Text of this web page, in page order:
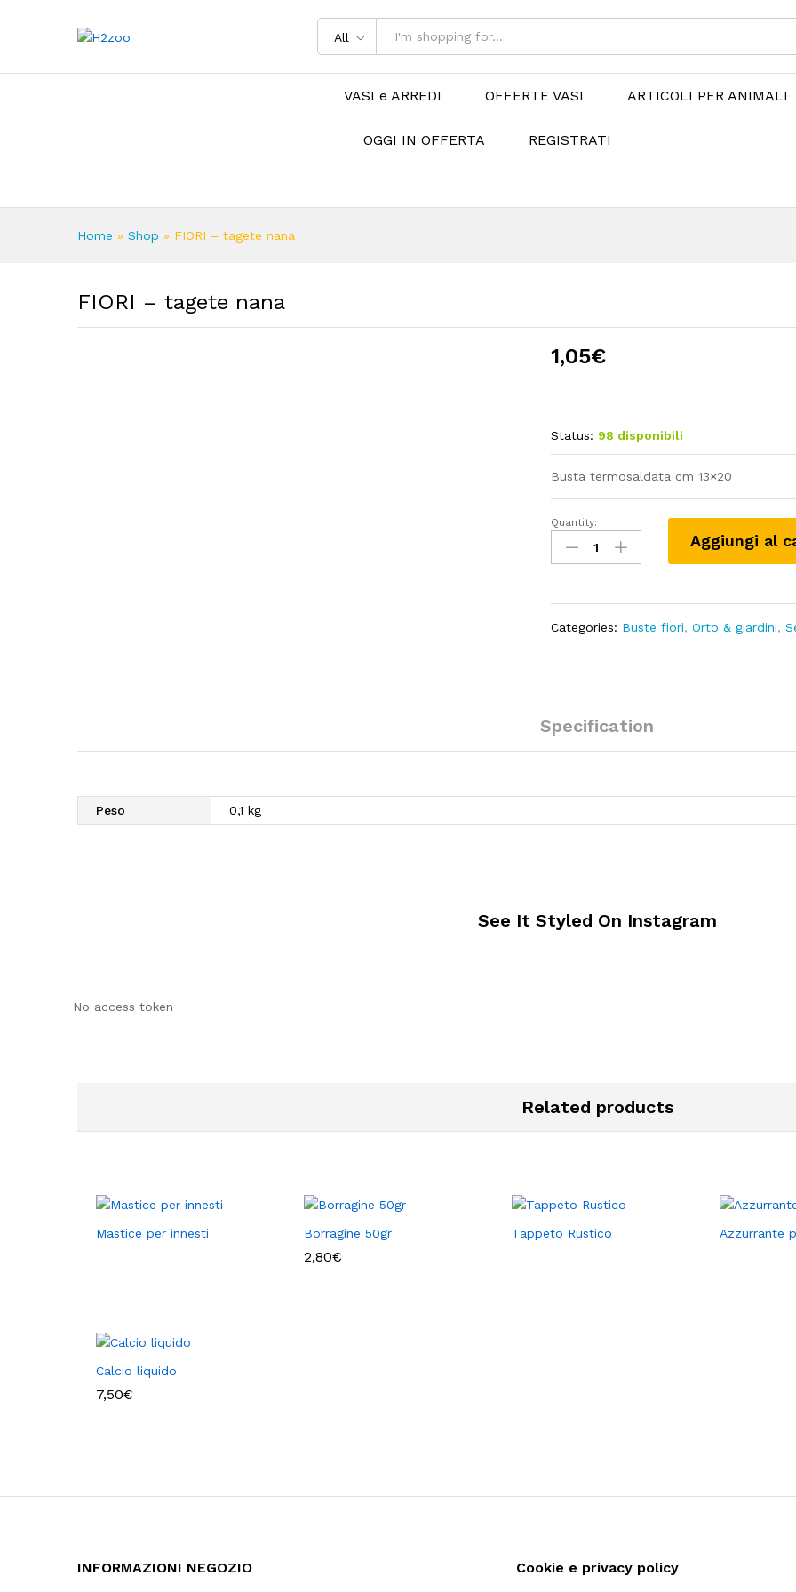
All
VASI e ARREDI OFFERTE VASI ARTICOLI PER ANIMALI
OGGI IN OFFERTA REGISTRATI
Home » Shop » FIORI – tagete nana
FIORI – tagete nana
1,05€
Status: 98 disponibili
Busta termosaldata cm 13×20
FIORI
tagete
quantity
Quantity:
Aggiungi al
Categories: Buste fiori,Orto & giardini,
Specification
Peso 0,1 kg
See It Styled On Instagram
No access token
Related products
Mastice per innesti Borragine 50gr
2,80€
Tappeto Rustico Azzurrante
Calcio liquido
7,50€
INFORMAZIONI NEGOZIO Cookie e privacy policy